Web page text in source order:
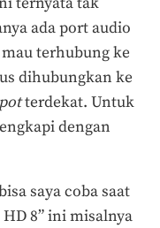
ada port audio
mau terhubung ke
dihubungkan ke
terdekat. Untuk
dengan
saya coba saat
8” ini misalnya